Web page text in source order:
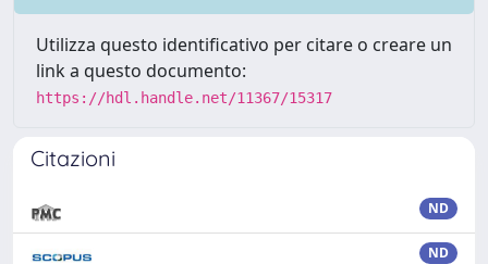
Utilizza questo identificativo per citare o creare un
link a questo documento:
https://hdl.handle.net/11367/15317
Citazioni
ND
ND